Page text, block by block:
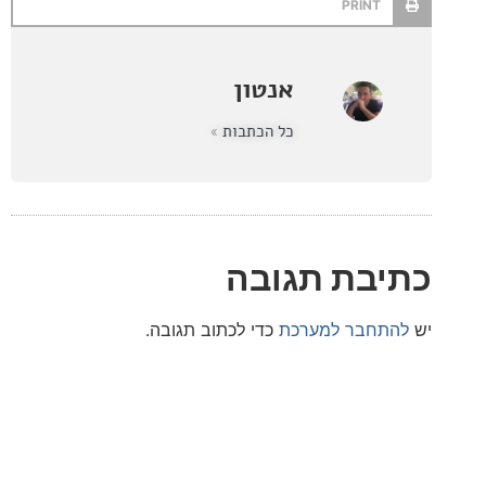
אנטון
תגובה
למערכתכדי לכתוב תגובה.